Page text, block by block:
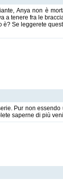
Anya non è
tenere fra le
Se leggerete
Pur non
saperne di più